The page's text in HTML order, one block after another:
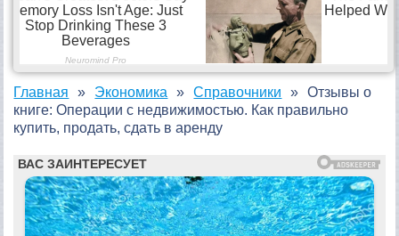
Главная Экономика Справочники
Отзывы о
книге: Операции с недвижимостью. Как правильно
купить, продать, сдать в аренду